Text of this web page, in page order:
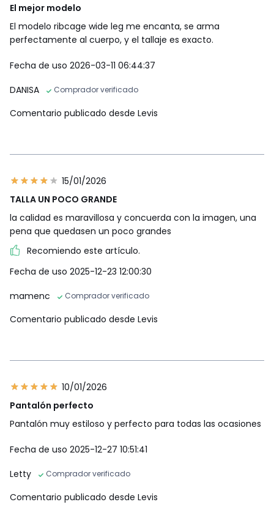
El mejor modelo
El modelo ribcage wide leg me encanta, se arma
perfectamente al cuerpo, y el tallaje es exacto.
Fecha de uso 2026-03-11 06:44:37
DANISA
Comprador verificado
Comentario publicado desde Levis
15/01/2026
TALLA UN POCO GRANDE
la calidad es maravillosa y concuerda con la imagen, una
pena que quedasen un poco grandes
Recomiendo este artículo.
Fecha de uso 2025-12-23 12:00:30
mamenc
Comprador verificado
Comentario publicado desde Levis
10/01/2026
Pantalón perfecto
Pantalón muy estiloso y perfecto para todas las ocasiones
Fecha de uso 2025-12-27 10:51:41
Letty
Comprador verificado
Comentario publicado desde Levis